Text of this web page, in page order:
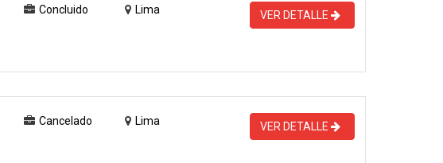
Concluido Lima VER DETALLE
Cancelado Lima VER DETALLE